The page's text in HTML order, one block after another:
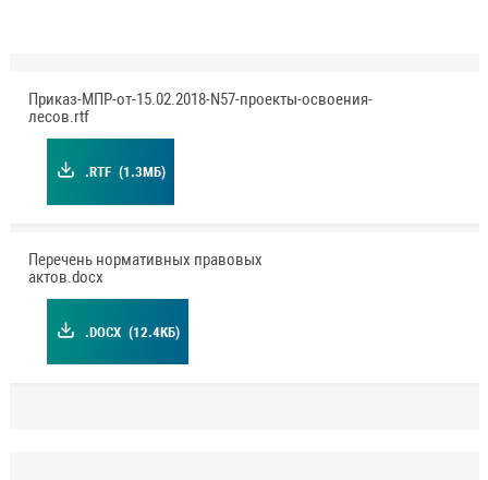
Приказ-МПР-от-15.02.2018-N57-проекты-освоения-
лесов.rtf
.RTF (1.3МБ)
Перечень нормативных правовых
актов.docx
.DOCX (12.4КБ)